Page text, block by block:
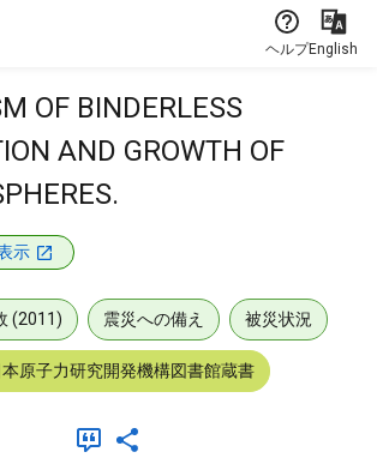
ヘルプEnglish
OF BINDERLESS
AND GROWTH OF
示
(2011) 震災への備え 被災状況
本原子力研究開発機構図書館蔵書